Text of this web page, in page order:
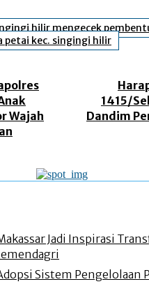
hilir mengecek
petai kec. singingi hilir
Wajah
1415/
Dandim
Jadi Inspirasi
Sistem Pengelolaan